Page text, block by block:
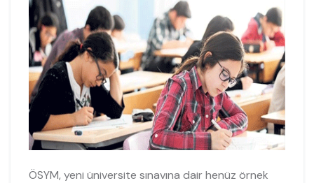
ÖSYM, yeni üniversite sınavına dair henüz örnek